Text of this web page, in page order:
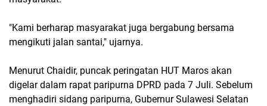
"Kami berharap masyarakat juga bergabung bersama
mengikuti jalan santai," ujarnya.
Menurut Chaidir, puncak peringatan HUT Maros akan
digelar dalam rapat paripurna DPRD pada 7 Juli. Sebelum
menghadiri sidang paripurna, Gubernur Sulawesi Selatan